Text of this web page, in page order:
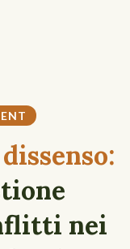
nei